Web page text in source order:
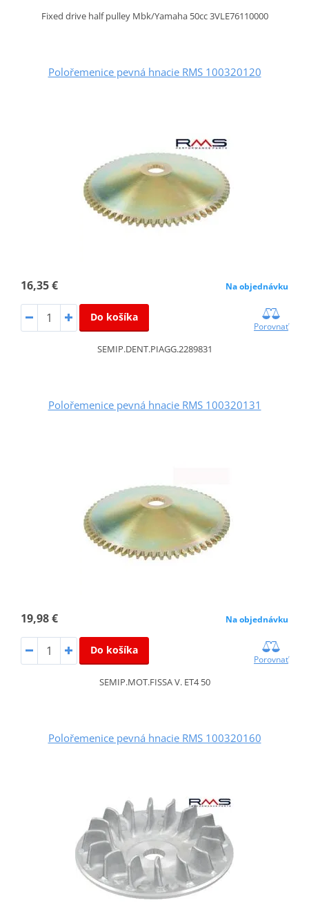
Fixed drive half pulley Mbk/Yamaha 50cc 3VLE76110000
Polořemenice pevná hnacie RMS 100320120
16,35 € Na objednávku
Do košíka
Porovnať
SEMIP.DENT.PIAGG.2289831
Polořemenice pevná hnacie RMS 100320131
19,98 € Na objednávku
Do košíka
Porovnať
SEMIP.MOT.FISSA V. ET4 50
Polořemenice pevná hnacie RMS 100320160